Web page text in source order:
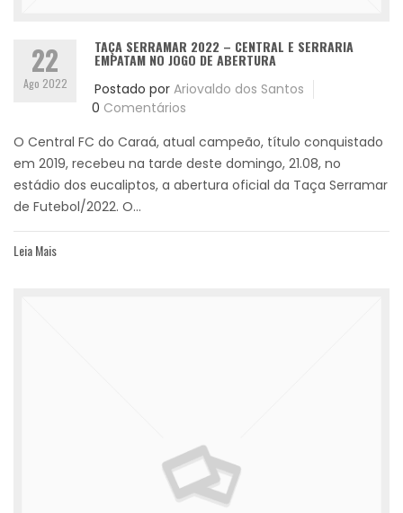
22
Ago 2022
TAÇA SERRAMAR 2022 – CENTRAL E SERRARIA
EMPATAM NO JOGO DE ABERTURA
Postado por Ariovaldo dos Santos
0 Comentários
O Central FC do Caraá, atual campeão, título conquistado
em 2019, recebeu na tarde deste domingo, 21.08, no
estádio dos eucaliptos, a abertura oficial da Taça Serramar
de Futebol/2022. O...
Leia Mais